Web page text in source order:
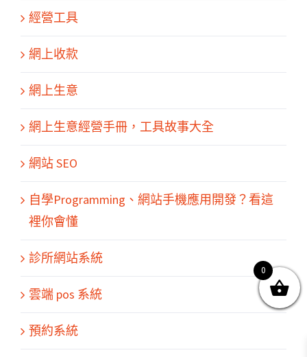
經營工具
網上收款
網上生意
網上生意經營手冊，工具故事大全
網站 SEO
自學Programming、網站手機應用開發？看這
裡你會懂
診所網站系統
雲端 pos 系統
預約系統
關於我們
2026 | All Rights Reserved by MARS tree 火星樹資訊科技
0